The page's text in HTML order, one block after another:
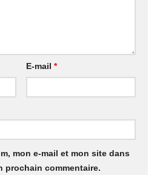
E-mail *
mon e-mail et mon site dans
prochain commentaire.